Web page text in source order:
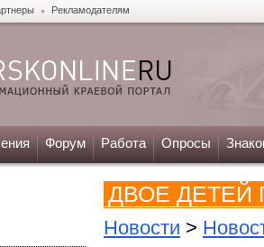
Рекламодателям
Форум Работа Опросы
ДВОЕ ДЕТЕЙ
Новости >